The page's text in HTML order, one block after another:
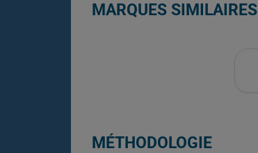
MARQUES SIMILAIRES
MÉTHODOLOGIE